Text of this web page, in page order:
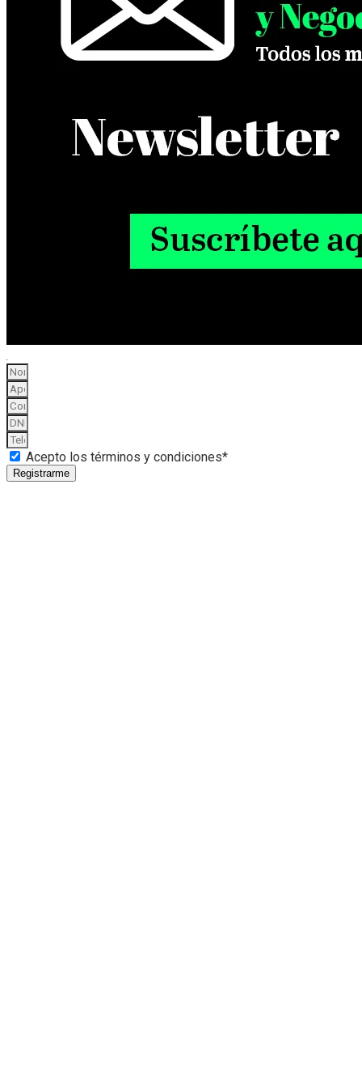
Acepto los términos y condiciones*
Registrarme